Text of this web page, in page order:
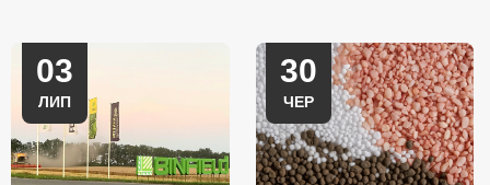
03
ЛИП
30
ЧЕР